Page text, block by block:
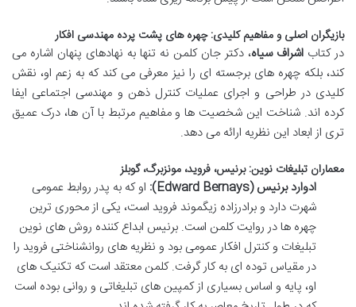
بازیگران اصلی و مفاهیم کلیدی: چهره های پشت پرده مهندسی افکار
در کتاب اشراف سیاه، دکتر جان کلمن نه تنها به نهادهای پنهان اشاره می
کند، بلکه چهره های برجسته ای را نیز معرفی می کند که به زعم او، نقش
کلیدی در طراحی و اجرای عملیات کنترل ذهن و مهندسی اجتماعی ایفا
کرده اند. شناخت این شخصیت ها و مفاهیم مرتبط با آن ها، درک عمیق
تری از ابعاد این نظریه ارائه می دهد.
معماران تبلیغات نوین: برنیس، فروید، مونزبرگ، گوبلز
ادوارد برنیس (Edward Bernays):
او که به پدر روابط عمومی
شهرت دارد و برادرزاده زیگموند فروید است، یکی از محوری ترین
چهره ها در روایت کلمن است. برنیس ابداع کننده روش های نوین
تبلیغات و کنترل افکار عمومی بود و نظریه های روانشناختی فروید را
در مقیاس توده ای به کار گرفت. کلمن معتقد است که تکنیک های
او، پایه و اساس بسیاری از کمپین های تبلیغاتی و روانی بوده است